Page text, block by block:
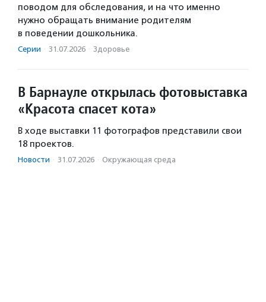
поводом для обследования, и на что именно
нужно обращать внимание родителям
в поведении дошкольника.
Серии · 31.07.2026 · Здоровье
В Барнауле открылась фотовыставка
«Красота спасет кота»
В ходе выставки 11 фотографов представили свои
18 проектов.
Новости · 31.07.2026 · Окружающая среда